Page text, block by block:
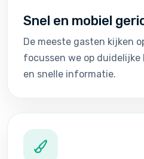
Snel en mobiel
De meeste gasten kijken
focussen we op duidelijke
en snelle informatie.